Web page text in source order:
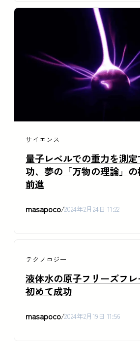
サイエンス
量子レベルでの重力を測
功、夢の「万物の理論」
前進
masapoco/2024年2月24日 11:22
テクノロジー
液体水の原子フリーズフ
初めて成功
masapoco/2024年2月19日 11:56